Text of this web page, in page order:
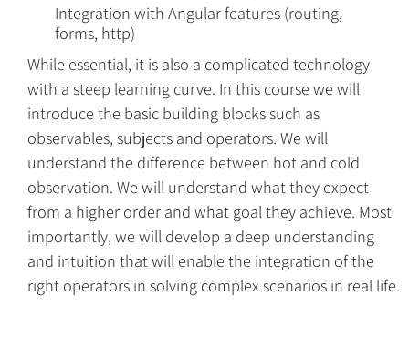
Overview
Integration with Angular features (routing,
forms, http)
While essential, it is also a complicated technology
with a steep learning curve. In this course we will
introduce the basic building blocks such as
observables, subjects and operators. We will
understand the difference between hot and cold
observation. We will understand what they expect
from a higher order and what goal they achieve. Most
importantly, we will develop a deep understanding
and intuition that will enable the integration of the
right operators in solving complex scenarios in real life.